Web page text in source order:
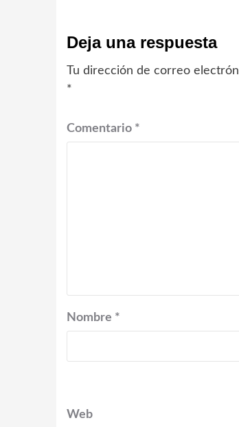
Deja una respuesta
Tu dirección de correo
*
Comentario *
Nombre *
Web